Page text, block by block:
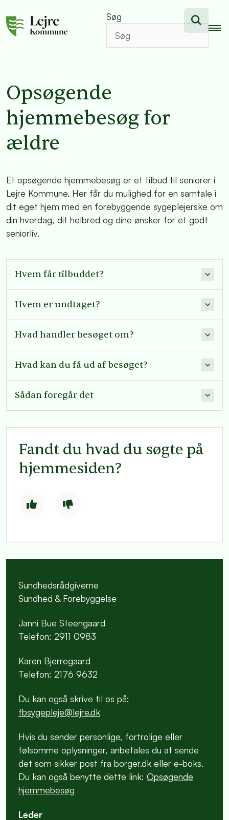
Søg
Opsøgende
hjemmebesøg for
ældre
Et opsøgende hjemmebesøg er et tilbud til seniorer i
Lejre Kommune. Her får du mulighed for en samtale i
dit eget hjem med en forebyggende sygeplejerske om
din hverdag, dit helbred og dine ønsker for et godt
seniorliv.
Hvem får tilbuddet?
Hvem er undtaget?
Hvad handler besøget om?
Hvad kan du få ud af besøget?
Sådan foregår det
Fandt du hvad du søgte på
hjemmesiden?
Sundhedsrådgiverne
Sundhed & Forebyggelse
Janni Bue Steengaard
Telefon: 2911 0983
Karen Bjerregaard
Telefon: 2176 9632
Du kan også skrive til os på:
fbsygepleje@lejre.dk
Hvis du sender personlige, fortrolige eller
følsomme oplysninger, anbefales du at sende
det som sikker post fra borger.dk eller e-boks.
Du kan også benytte dette link: Opsøgende
hjemmebesøg
Leder